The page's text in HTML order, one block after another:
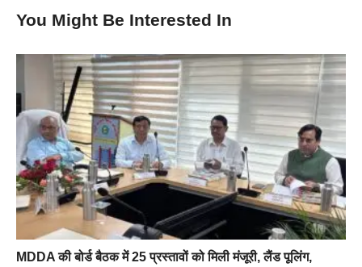
You Might Be Interested In
MDDA की बोर्ड बैठक में 25 प्रस्तावों को मिली मंजूरी, लैंड पूलिंग,